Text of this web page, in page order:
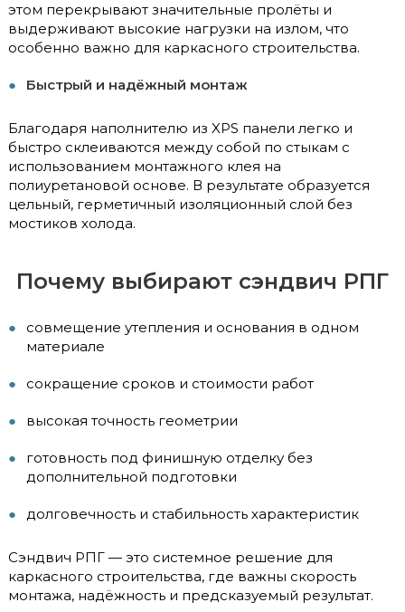
этом перекрывают значительные пролёты и
выдерживают высокие нагрузки на излом, что
особенно важно для каркасного строительства.
Быстрый и надёжный монтаж
Благодаря наполнителю из XPS панели легко и
быстро склеиваются между собой по стыкам с
использованием монтажного клея на
полиуретановой основе. В результате образуется
цельный, герметичный изоляционный слой без
мостиков холода.
Почему выбирают сэндвич РПГ
совмещение утепления и основания в одном
материале
сокращение сроков и стоимости работ
высокая точность геометрии
готовность под финишную отделку без
дополнительной подготовки
долговечность и стабильность характеристик
Сэндвич РПГ — это системное решение для
каркасного строительства, где важны скорость
монтажа, надёжность и предсказуемый результат.